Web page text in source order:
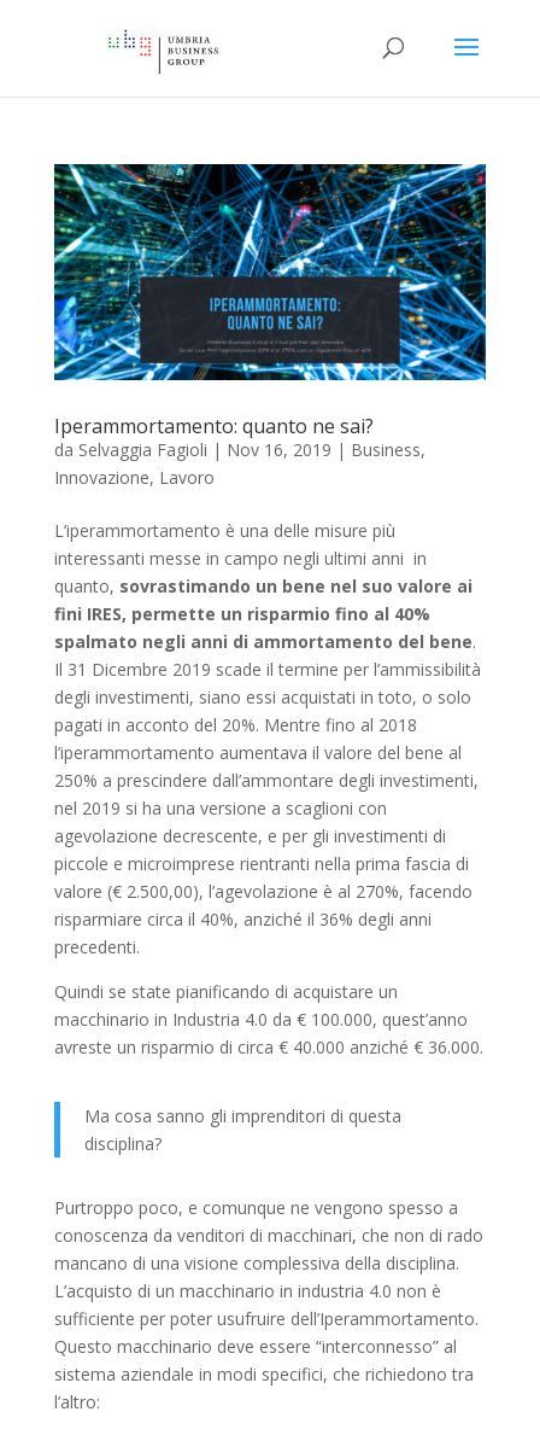
Iperammortamento: quanto ne sai?
da Selvaggia Fagioli | Nov 16, 2019 | Business,
Innovazione, Lavoro
L’iperammortamento è una delle misure più
interessanti messe in campo negli ultimi anni in
quanto, sovrastimando un bene nel suo valore ai
fini IRES, permette un risparmio fino al 40%
spalmato negli anni di ammortamento del bene.
Il 31 Dicembre 2019 scade il termine per l’ammissibilità
degli investimenti, siano essi acquistati in toto, o solo
pagati in acconto del 20%. Mentre fino al 2018
l’iperammortamento aumentava il valore del bene al
250% a prescindere dall’ammontare degli investimenti,
nel 2019 si ha una versione a scaglioni con
agevolazione decrescente, e per gli investimenti di
piccole e microimprese rientranti nella prima fascia di
valore (€ 2.500,00), l’agevolazione è al 270%, facendo
risparmiare circa il 40%, anziché il 36% degli anni
precedenti.
Quindi se state pianificando di acquistare un
macchinario in Industria 4.0 da € 100.000, quest’anno
avreste un risparmio di circa € 40.000 anziché € 36.000.
Ma cosa sanno gli imprenditori di questa
disciplina?
Purtroppo poco, e comunque ne vengono spesso a
conoscenza da venditori di macchinari, che non di rado
mancano di una visione complessiva della disciplina.
L’acquisto di un macchinario in industria 4.0 non è
sufficiente per poter usufruire dell’Iperammortamento.
Questo macchinario deve essere “interconnesso” al
sistema aziendale in modi specifici, che richiedono tra
l’altro: